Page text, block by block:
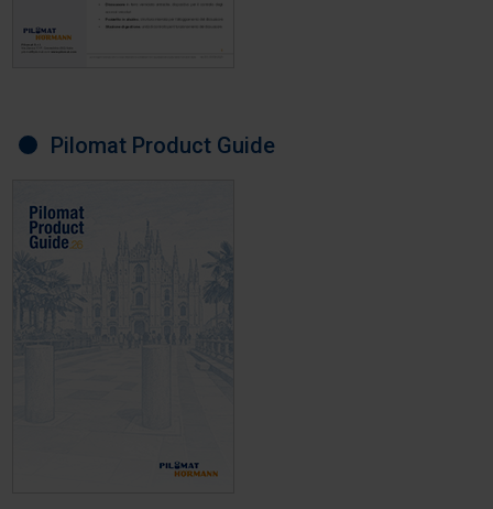
Pilomat Product Guide